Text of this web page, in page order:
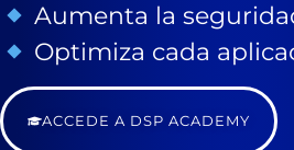
Aumenta la
Optimiza cada
ACCEDE A DSP ACADEMY